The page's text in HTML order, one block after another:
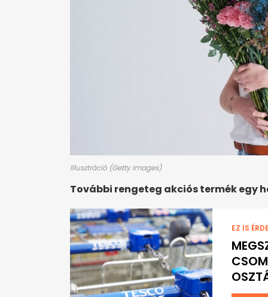
Illusztráció (Getty Images)
További rengeteg akciós termék egy
EZ IS